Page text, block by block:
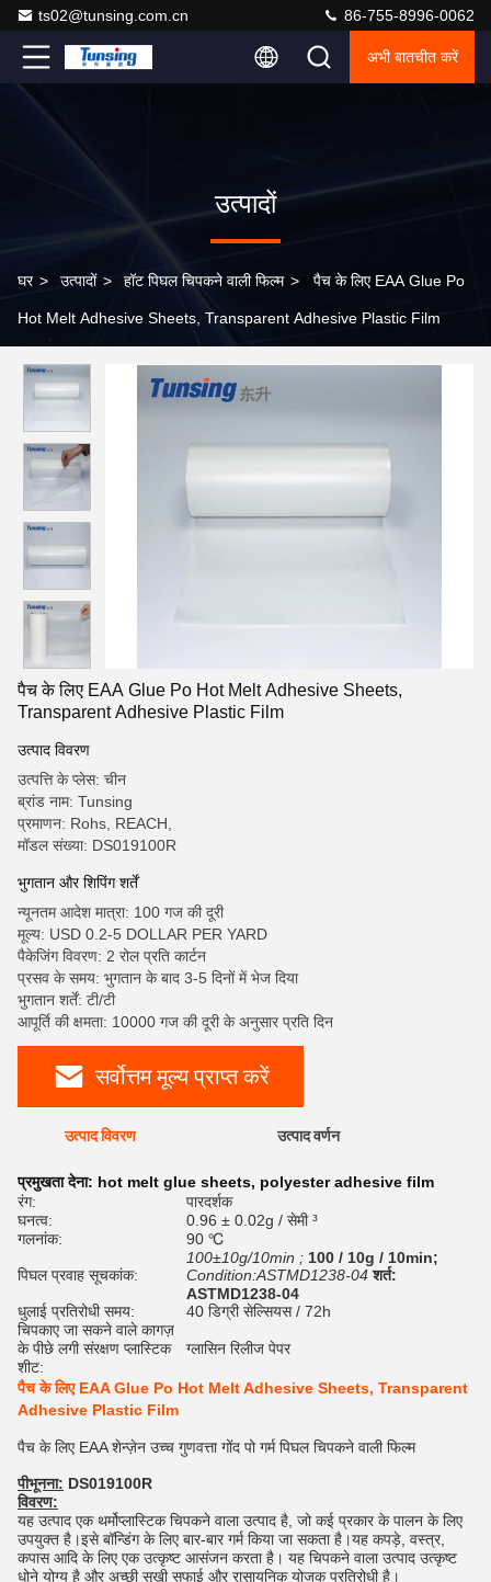
ts02@tunsing.com.cn 86-755-8996-0062
अभी बातचीत करें
उत्पादों
घर > उत्पादों > हॉट पिघल चिपकने वाली फिल्म > पैच के लिए EAA Glue Po
Hot Melt Adhesive Sheets, Transparent Adhesive Plastic Film
पैच के लिए EAA Glue Po Hot Melt Adhesive Sheets,
Transparent Adhesive Plastic Film
उत्पाद विवरण
उत्पत्ति के प्लेस: चीन
ब्रांड नाम: Tunsing
प्रमाणन: Rohs, REACH,
मॉडल संख्या: DS019100R
भुगतान और शिपिंग शर्तें
न्यूनतम आदेश मात्रा: 100 गज की दूरी
मूल्य: USD 0.2-5 DOLLAR PER YARD
पैकेजिंग विवरण: 2 रोल प्रति कार्टन
प्रसव के समय: भुगतान के बाद 3-5 दिनों में भेज दिया
भुगतान शर्तें: टी/टी
आपूर्ति की क्षमता: 10000 गज की दूरी के अनुसार प्रति दिन
सर्वोत्तम मूल्य प्राप्त करें
उत्पाद विवरण उत्पाद वर्णन
प्रमुखता देना: hot melt glue sheets, polyester adhesive film
रंग:
पारदर्शक
घनत्व:
0.96 ± 0.02g / सेमी ³
गलनांक:
90 ℃
पिघल प्रवाह सूचकांक:
100±10g/10min ; 100 / 10g / 10min;
Condition:ASTMD1238-04 शर्त:
ASTMD1238-04
धुलाई प्रतिरोधी समय:
40 डिग्री सेल्सियस / 72h
चिपकाए जा सकने वाले कागज़
के पीछे लगी संरक्षण प्लास्टिक
शीट:
ग्लासिन रिलीज पेपर
पैच के लिए EAA Glue Po Hot Melt Adhesive Sheets, Transparent
Adhesive Plastic Film
पैच के लिए EAA शेन्ज़ेन उच्च गुणवत्ता गोंद पो गर्म पिघल चिपकने वाली फिल्म
पीभूनना: DS019100R
विवरण:
यह उत्पाद एक थर्मोप्लास्टिक चिपकने वाला उत्पाद है, जो कई प्रकार के पालन के लिए
उपयुक्त है।इसे बॉन्डिंग के लिए बार-बार गर्म किया जा सकता है।यह कपड़े, वस्त्र,
कपास आदि के लिए एक उत्कृष्ट आसंजन करता है। यह चिपकने वाला उत्पाद उत्कृष्ट
धोने योग्य है और अच्छी सूखी सफाई और रासायनिक योजक प्रतिरोधी है।